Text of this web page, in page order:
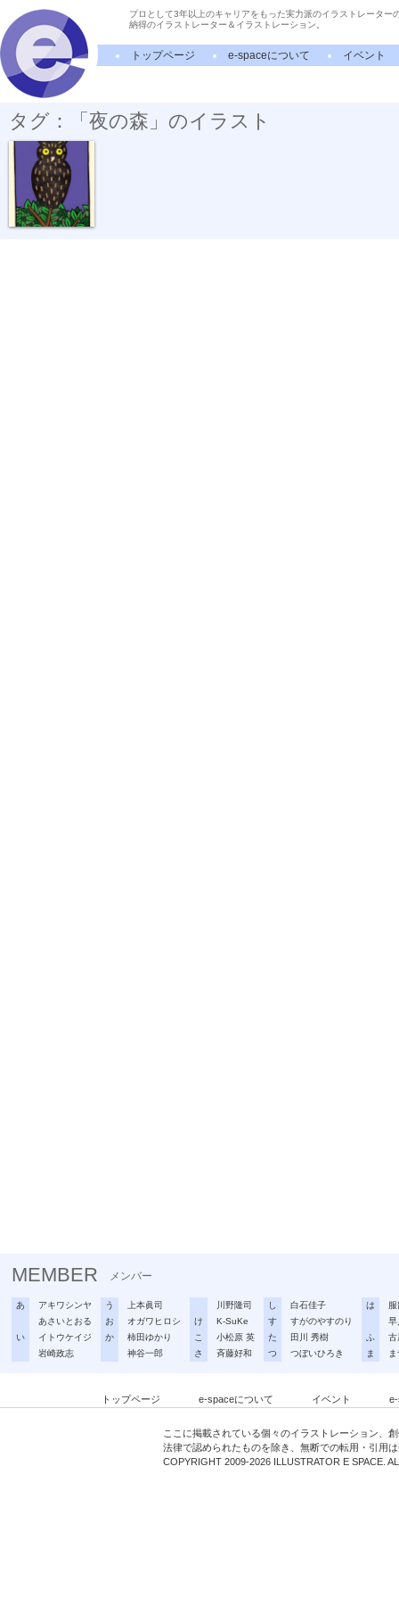
プロとして3年以上のキャリアをもった実力派のイラストレーター
納得のイラストレーター＆イラストレーション。
トップページ e-spaceについて イベント
タグ：「夜の森」のイラスト
夜の森の王様
MEMBER メンバー
あ
アキワシンヤ
あさいとおる
い
イトウケイジ
岩崎政志
う
上本眞司
お
オガワヒロシ
か
柿田ゆかり
神谷一郎
川野隆司
け
K-SuKe
こ
小松原 英
さ
斉藤好和
し
白石佳子
す
すがのやすのり
た
田川 秀樹
つ
つぼいひろき
は
早
ふ
古
ま
トップページ e-spaceについて イベント
ここに掲載されている個々のイラストレーション、
法律で認められたものを除き、無断での転用・引用
COPYRIGHT 2009-2026 ILLUSTRATOR E SPACE.